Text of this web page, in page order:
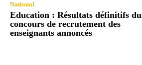
National
Education : Résultats définitifs du
concours de recrutement des
enseignants annoncés